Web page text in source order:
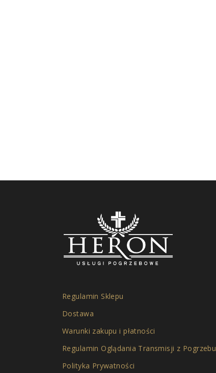
Regulamin Sklepu
Dostawa
Warunki zakupu i płatności
Regulamin Oglądania Transmisji z Pogrzebu
Polityka Prywatności